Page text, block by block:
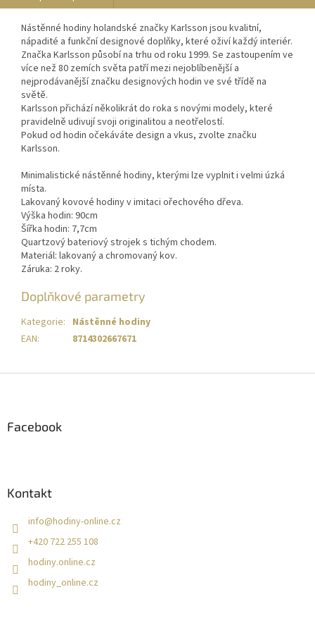
Nástěnné hodiny holandské značky Karlsson jsou kvalitní,
nápadité a funkční designové doplňky, které oživí každý interiér.
Značka Karlsson působí na trhu od roku 1999. Se zastoupením ve
více než 80 zemích světa patří mezi nejoblíbenější a
nejprodávanější značku designových hodin ve své třídě na
světě.
Karlsson přichází několikrát do roka s novými modely, které
pravidelně udivují svoji originalitou a neotřelostí.
Pokud od hodin očekáváte design a vkus, zvolte značku
Karlsson.
Minimalistické nástěnné hodiny, kterými lze vyplnit i velmi úzká
místa.
Lakovaný kovové hodiny v imitaci ořechového dřeva.
Výška hodin: 90cm
Šířka hodin: 7,7cm
Quartzový bateriový strojek s tichým chodem.
Materiál: lakovaný a chromovaný kov.
Záruka: 2 roky.
Doplňkové parametry
Kategorie: Nástěnné hodiny
EAN: 8714302667671
Facebook
Kontakt
info@hodiny-online.cz
+420 722 255 108
hodiny.online.cz
hodiny_online.cz